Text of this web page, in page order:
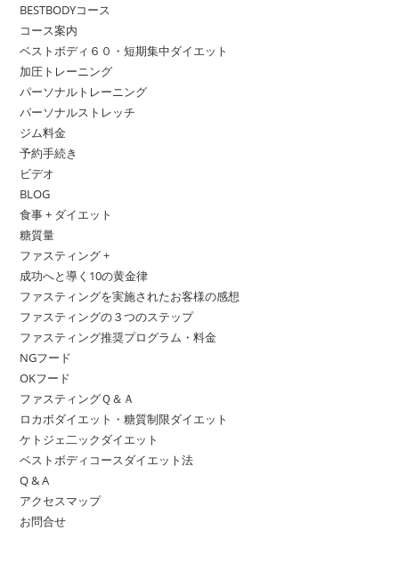
BESTBODYコース
コース案内
ベストボディ６０・短期集中ダイエット
加圧トレーニング
パーソナルトレーニング
パーソナルストレッチ
ジム料金
予約手続き
ビデオ
BLOG
食事 + ダイエット
糖質量
ファスティング +
成功へと導く10の黄金律
ファスティングを実施されたお客様の感想
ファスティングの３つのステップ
ファスティング推奨プログラム・料金
NGフード
OKフード
ファスティングＱ＆Ａ
ロカボダイエット・糖質制限ダイエット
ケトジェ二ックダイエット
ベストボディコースダイエット法
Q & A
アクセスマップ
お問合せ